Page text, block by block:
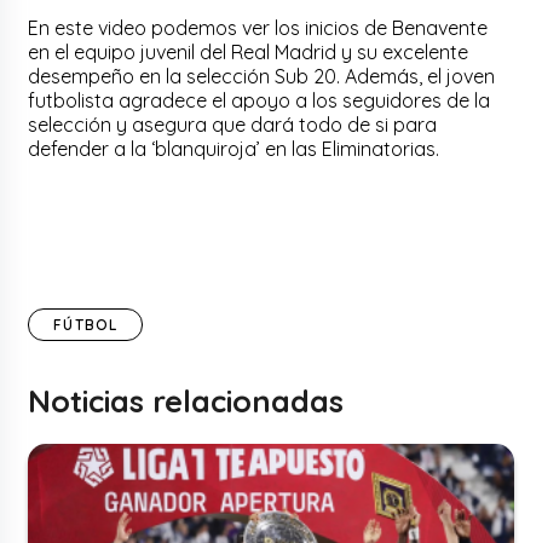
En este video podemos ver los inicios de Benavente
en el equipo juvenil del Real Madrid y su excelente
desempeño en la selección Sub 20. Además, el joven
futbolista agradece el apoyo a los seguidores de la
selección y asegura que dará todo de si para
defender a la ‘blanquiroja’ en las Eliminatorias.
FÚTBOL
Noticias relacionadas